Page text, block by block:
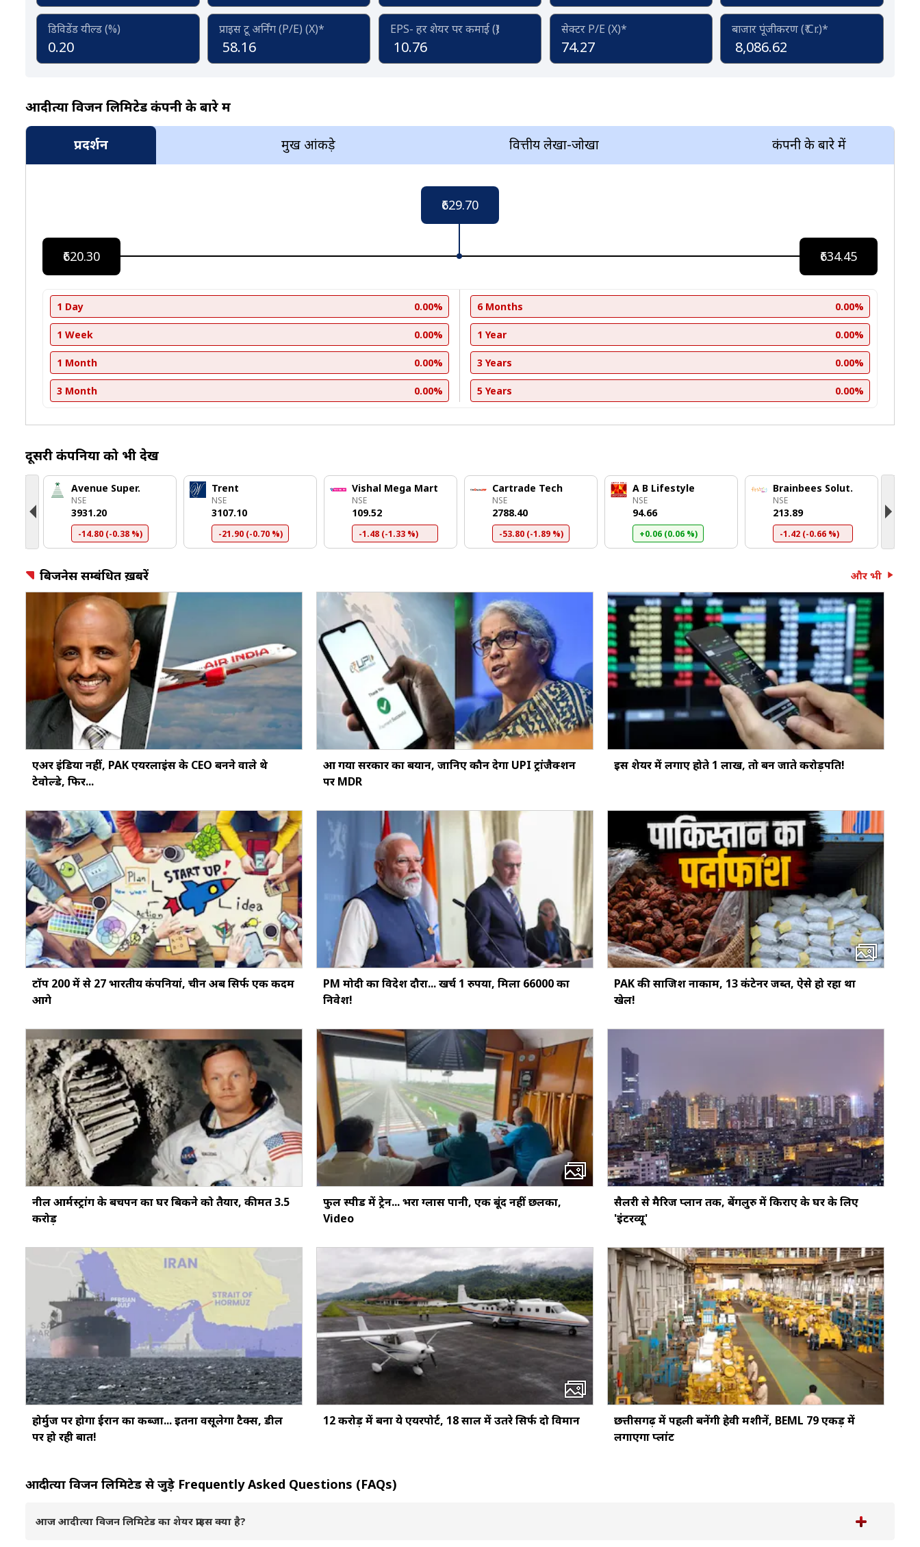
डिविडेंड यील्ड (%)
0.20
प्राइस टू अर्निंग (P/E) (X)*
58.16
EPS- हर शेयर पर कमाई (₹)
10.76
सेक्टर P/E (X)*
74.27
बाजार पूंजीकरण (₹ Cr.)*
8,086.62
आदीत्या विजन लिमिटेड कंपनी के बारे में
प्रदर्शन प्रमुख आंकड़े वित्तीय लेखा-जोखा कंपनी के बारे में
₹629.70
₹620.30 ₹634.45
1 Day 0.00%
1 Week 0.00%
1 Month 0.00%
3 Month 0.00%
6 Months 0.00%
1 Year 0.00%
3 Years 0.00%
5 Years 0.00%
दूसरी कंपनियों को भी देखें
Avenue Super.
NSE
₹3931.20
-14.80 (-0.38 %)
Trent
NSE
₹3107.10
-21.90 (-0.70 %)
Vishal Mega Mart
NSE
₹109.52
-1.48 (-1.33 %)
Cartrade Tech
NSE
₹2788.40
-53.80 (-1.89 %)
A B Lifestyle
NSE
₹94.66
+0.06 (0.06 %)
Brainbees Solut.
NSE
₹213.89
-1.42 (-0.66 %)
बिजनेस सम्बंधित ख़बरें
एअर इंडिया नहीं, PAK एयरलाइंस के CEO बनने वाले थे
टेवोल्डे, फिर...
आ गया सरकार का बयान, जानिए कौन देगा UPI ट्रांजैक्शन
पर MDR
इस शेयर में लगाए होते ₹1 लाख, तो बन जाते करोड़पति!
टॉप 200 में से 27 भारतीय कंपनियां, चीन अब सिर्फ एक कदम
आगे
PM मोदी का विदेश दौरा... खर्च 1 रुपया, मिला ₹66000 का
निवेश!
PAK की साजिश नाकाम, 13 कंटेनर जब्त, ऐसे हो रहा था
खेल!
नील आर्मस्ट्रांग के बचपन का घर बिकने को तैयार, कीमत 3.5
करोड़
फुल स्पीड में ट्रेन... भरा ग्लास पानी, एक बूंद नहीं छलका,
Video
सैलरी से मैरिज प्लान तक, बेंगलुरु में किराए के घर के लिए
'इंटरव्यू'
होर्मुज पर होगा ईरान का कब्जा... इतना वसूलेगा टैक्स, डील
पर हो रही बात!
12 करोड़ में बना ये एयरपोर्ट, 18 साल में उतरे सिर्फ दो विमान
छत्तीसगढ़ में पहली बनेंगी हेवी मशीनें, BEML 79 एकड़ में
लगाएगा प्लांट
और भी
आदीत्या विजन लिमिटेड से जुड़े Frequently Asked Questions (FAQs)
आज आदीत्या विजन लिमिटेड का शेयर प्राइस क्या है?